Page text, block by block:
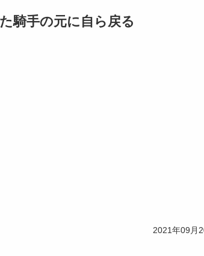
るｗｗｗｗ
騎手の元に自ら戻る
2021年09月